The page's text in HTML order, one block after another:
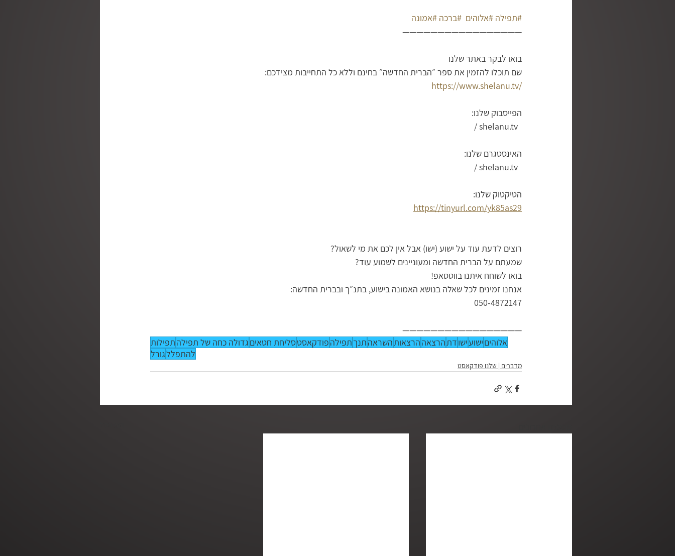
#תפילה #אלוהים #ברכה #אמונה
—————————————————
בואו לבקר באתר שלנו
שם תוכלו להזמין את ספר ״הברית החדשה״ בחינם וללא כל התחייבות מצידכם:
https://www.shelanu.tv/
הפייסבוק שלנו:
  / shelanu.tv
האינסטגרם שלנו:
  / shelanu.tv
הטיקטוק שלנו:
https://tinyurl.com/yk85as29
רוצים לדעת עוד על ישוע (ישו) אבל אין לכם את מי לשאול?
שמעתם על הברית החדשה ומעוניינים לשמוע עוד?
בואו לשוחח איתנו בווטסאפ!
אנחנו זמינים לכל שאלה בנושא האמונה בישוע, בתנ״ך ובברית החדשה:
050-4872147
—————————————————
אלוהיםישועישודתהרצאההרצאותהשראהתנךתפילהפודקאסטסליחת חטאיםגדולה כחה של תפילהתפילות
להתפללגורל
מדברים | שלנו פודקאסט